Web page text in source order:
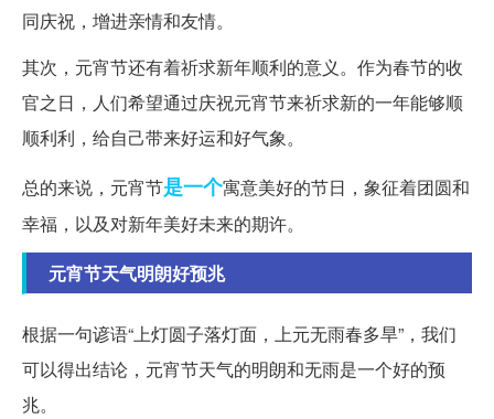
同庆祝，增进亲情和友情。
其次，元宵节还有着祈求新年顺利的意义。作为春节的收
官之日，人们希望通过庆祝元宵节来祈求新的一年能够顺
顺利利，给自己带来好运和好气象。
总的来说，元宵节是一个寓意美好的节日，象征着团圆和
幸福，以及对新年美好未来的期许。
元宵节天气明朗好预兆
根据一句谚语“上灯圆子落灯面，上元无雨春多旱”，我们
可以得出结论，元宵节天气的明朗和无雨是一个好的预
兆。